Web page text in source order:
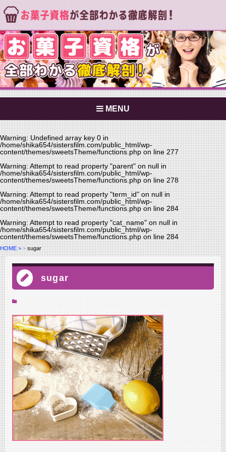
MENU
Warning: Undefined array key 0 in
/home/shika654/sistersfilm.com/public_html/wp-
content/themes/sweetsTheme/functions.php on line 277
Warning: Attempt to read property "parent" on null in
/home/shika654/sistersfilm.com/public_html/wp-
content/themes/sweetsTheme/functions.php on line 278
Warning: Attempt to read property "term_id" on null in
/home/shika654/sistersfilm.com/public_html/wp-
content/themes/sweetsTheme/functions.php on line 284
Warning: Attempt to read property "cat_name" on null in
/home/shika654/sistersfilm.com/public_html/wp-
content/themes/sweetsTheme/functions.php on line 284
HOME sugar
sugar